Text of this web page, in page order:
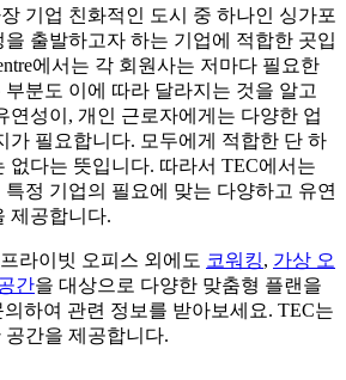
기업 친화적인 도시 중 하나인 싱가포
출발하고자 하는 기업에 적합한 곳입
에서는 각 회원사는 저마다 필요한
분도 이에 따라 달라지는 것을 알고
연성이, 개인 근로자에게는 다양한 업
가 필요합니다. 모두에게 적합한 단 하
없다는 뜻입니다. 따라서 TEC에서는
정 기업의 필요에 맞는 다양하고 유연
제공합니다.
라이빗 오피스 외에도 코워킹, 가상 오
간을 대상으로 다양한 맞춤형 플랜을
하여 관련 정보를 받아보세요. TEC는
간을 제공합니다.